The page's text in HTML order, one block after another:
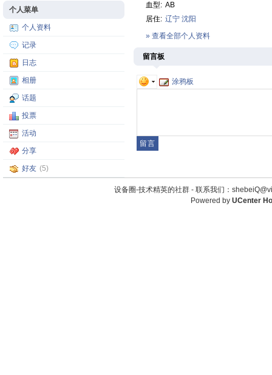
个人菜单
个人资料
记录
日志
相册
话题
投票
活动
分享
好友 (5)
血型: AB
居住: 辽宁 沈阳
» 查看全部个人资料
留言板
涂鸦板
设备圈-技术精英的社群 - 联系我们：
Powered by UCenter